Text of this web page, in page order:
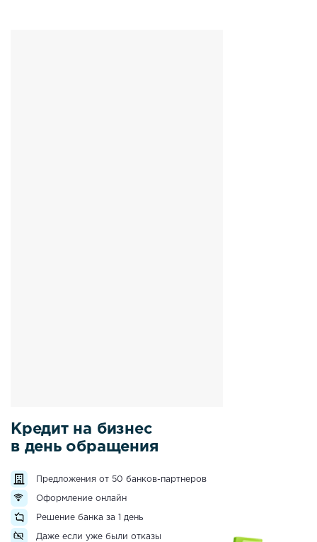
Кредит на бизнес
в день обращения
Предложения от 50 банков-партнеров
Оформление онлайн
Решение банка за 1 день
Даже если уже были отказы